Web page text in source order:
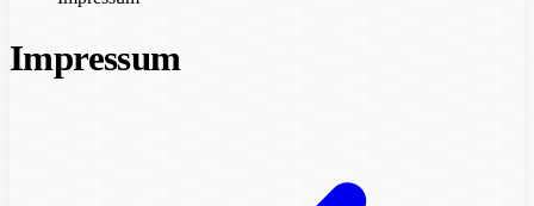
Impressum